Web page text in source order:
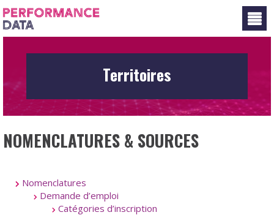
Panneau de gestion des cookies
Territoires
NOMENCLATURES & SOURCES
Nomenclatures
Demande d’emploi
Catégories d’inscription